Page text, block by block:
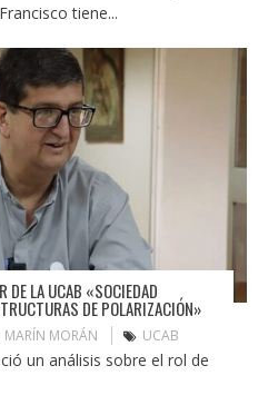
tiene...
DE LA UCAB «SOCIEDAD
DE POLARIZACIÓN»
MARÍN MORÁN UCAB
un análisis sobre el rol de